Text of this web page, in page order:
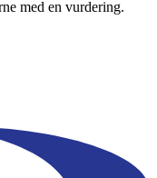
med en vurdering.